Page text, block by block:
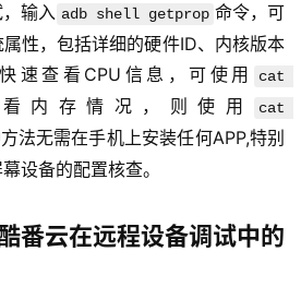
输入 adb shell getprop 命令，可
性，包括详细的硬件ID、内核版本
速查看CPU信息，可使用
cat
内存情况，则使用
cat
法无需在手机上安装任何APP,特别
设备的配置核查。
番云在远程设备调试中的